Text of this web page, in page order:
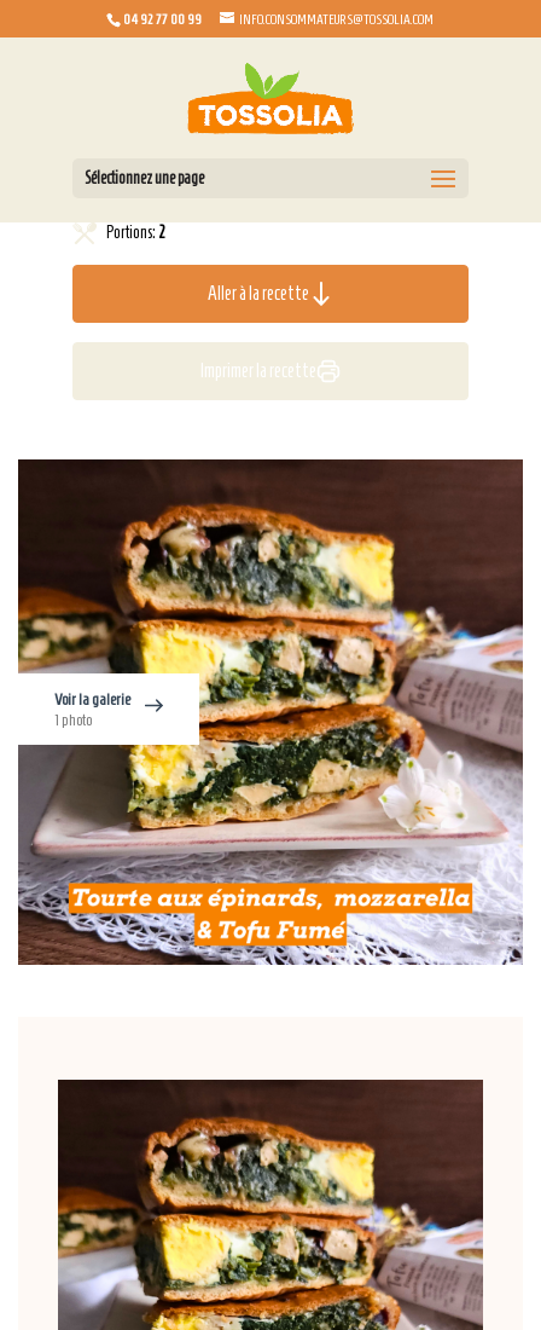
04 92 77 00 99 INFO.CONSOMMATEURS@TOSSOLIA.COM
Sélectionnez une page
Portions: 2
Aller à la recette
Imprimer la recette
Voir la galerie
1 photo